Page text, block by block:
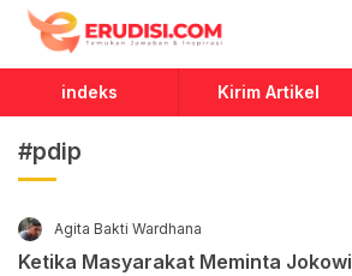
Erudisi
Temukan Jawaban dan Inspirasi
indeks Kirim Artikel
#pdip
Agita Bakti Wardhana
Ketika Masyarakat Meminta Jokowi